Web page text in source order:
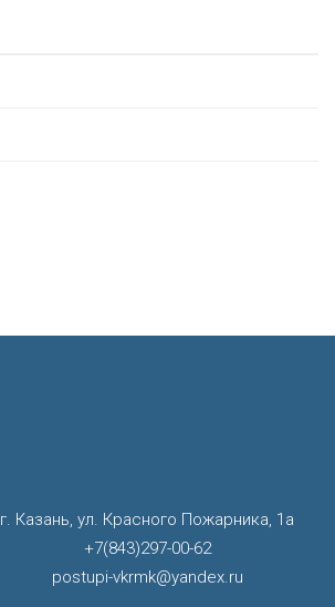
г. Казань, ул. Красного Пожарника, 1а
+7(843)297-00-62
postupi-vkrmk@yandex.ru